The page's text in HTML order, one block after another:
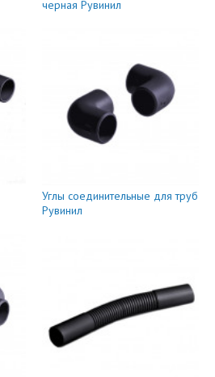
черная Рувинил
Углы соединительные для труб
Рувинил